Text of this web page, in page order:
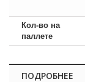
Кол-во на
паллете
ПОДРОБНЕЕ